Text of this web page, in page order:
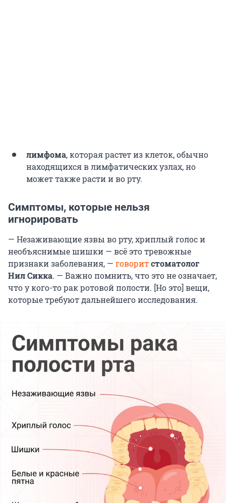
лимфома, которая растет из клеток, обычно
находящихся в лимфатических узлах, но
может также расти и во рту.
Симптомы, которые нельзя
игнорировать
— Незаживающие язвы во рту, хриплый голос и
необъяснимые шишки — всё это тревожные
признаки заболевания, — говоритстоматолог
Нил Сикка. — Важно помнить, что это не означает,
что у кого-то рак ротовой полости. [Но это] вещи,
которые требуют дальнейшего исследования.